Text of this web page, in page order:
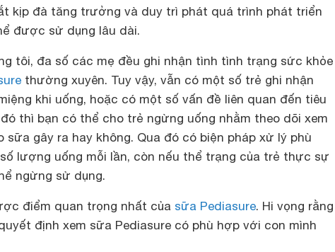
kịp đà tăng trưởng và duy trì phát quá trình phát triển
được sử dụng lâu dài.
tôi, đa số các mẹ đều ghi nhận tình tình trạng sức khỏe
thường xuyên. Tuy vậy, vẫn có một số trẻ ghi nhận
khi uống, hoặc có một số vấn đề liên quan đến tiêu
thì bạn có thể cho trẻ ngừng uống nhằm theo dõi xem
sữa gây ra hay không. Qua đó có biện pháp xử lý phù
lượng uống mỗi lần, còn nếu thể trạng của trẻ thực sự
ngừng sử dụng.
điểm quan trọng nhất của sữa Pediasure. Hi vọng rằng
định xem sữa Pediasure có phù hợp với con mình